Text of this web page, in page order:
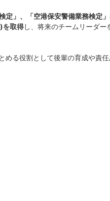
定」、「空港保安警備業務検定」
を取得し、将来のチームリーダー
める役割として後輩の育成や責